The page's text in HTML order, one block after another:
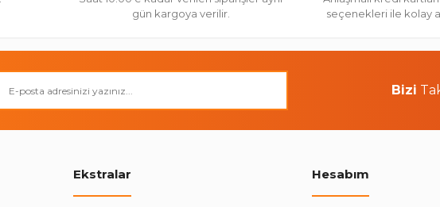
gün kargoya verilir.
seçenekleri ile kolay
Bizi
Ekstralar Hesabım